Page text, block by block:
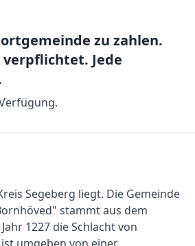
zu zahlen.
Jede
Segeberg liegt. Die Gemeinde
stammt aus dem
1227 die Schlacht von